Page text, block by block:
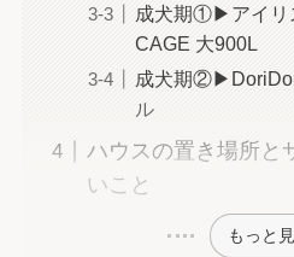
成犬期①▶アイリ
CAGE 大900L
成犬期
ル
ハウスの置き場所と
いこと
もっと